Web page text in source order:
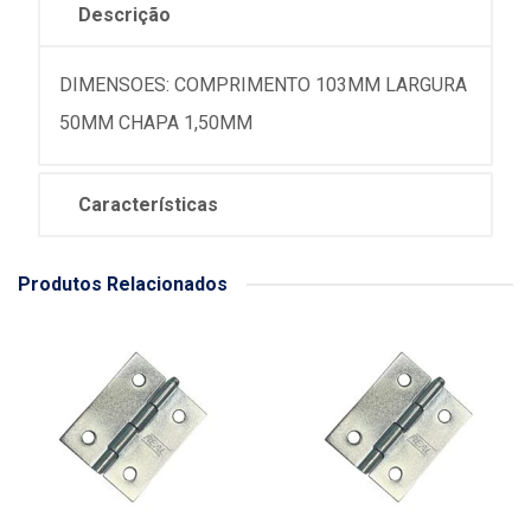
Descrição
DIMENSOES: COMPRIMENTO 103MM LARGURA
50MM CHAPA 1,50MM
Características
Produtos Relacionados